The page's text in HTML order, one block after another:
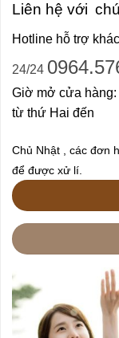
Liên hệ với
Hotline hỗ trợ
24/24
Giờ mở cửa hàng:
từ thứ Hai đến
Chủ Nhật , các đơn
để được xử lí.